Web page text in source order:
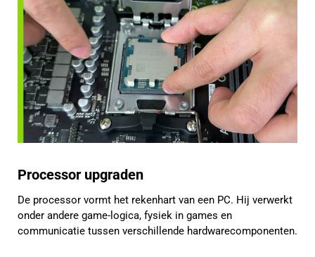
Processor upgraden
De processor vormt het rekenhart van een PC. Hij verwerkt
onder andere game-logica, fysiek in games en
communicatie tussen verschillende hardwarecomponenten.